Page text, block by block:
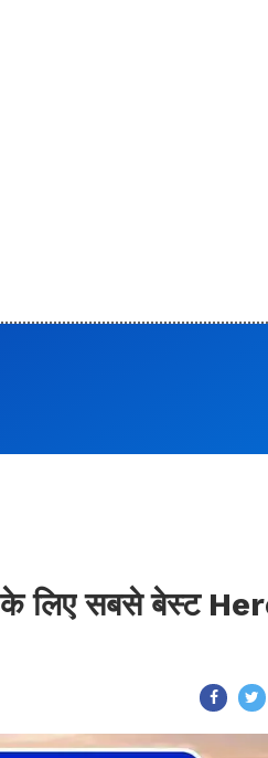
के लिए सबसे बेस्ट